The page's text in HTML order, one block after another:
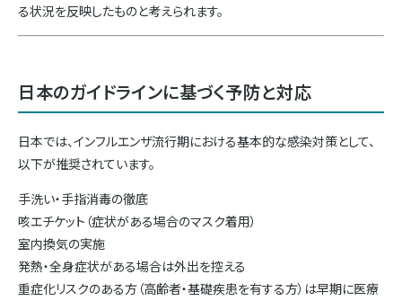
る状況を反映したものと考えられます。
日本のガイドラインに基づく予防と対応
日本では、インフルエンザ流行期における基本的な感染対策として、
以下が推奨されています。
手洗い・手指消毒の徹底
咳エチケット（症状がある場合のマスク着用）
室内換気の実施
発熱・全身症状がある場合は外出を控える
重症化リスクのある方（高齢者・基礎疾患を有する方）は早期に医療